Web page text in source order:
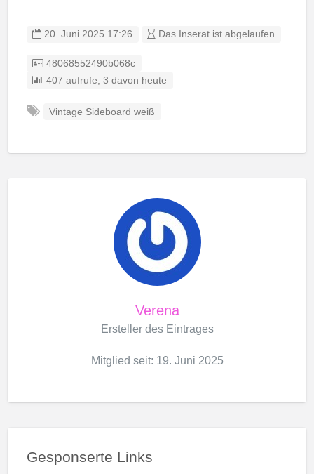
20. Juni 2025 17:26 Das Inserat ist abgelaufen
Eintrag-ID:
48068552490b068c
407 aufrufe, 3 davon heute
Vintage Sideboard weiß
Verena
Ersteller des Eintrages
Mitglied seit: 19. Juni 2025
Gesponserte Links